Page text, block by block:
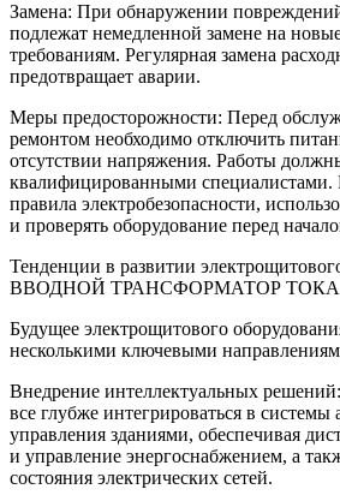
Замена: При обнаружении
подлежат немедленной замене на
требованиям. Регулярная замена
предотвращает аварии.
Меры предосторожности: Перед
ремонтом необходимо отключить
отсутствии напряжения. Работы
квалифицированными специалистами.
правила электробезопасности,
и проверять оборудование перед
Тенденции в развитии
ВВОДНОЙ ТРАНСФОРМАТОР ТОКА
Будущее электрощитового
несколькими ключевыми
Внедрение интеллектуальных
все глубже интегрироваться в системы
управления зданиями, обеспечивая
и управление энергоснабжением, а
состояния электрических сетей.